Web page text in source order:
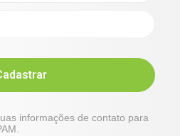
informações de contato para